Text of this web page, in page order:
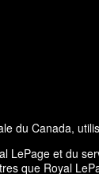
du Canada,
et du
que Royal